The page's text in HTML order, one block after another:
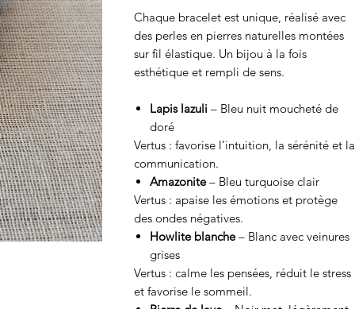
Chaque bracelet est unique, réalisé avec
des perles en pierres naturelles montées
sur fil élastique. Un bijou à la fois
esthétique et rempli de sens.
Lapis lazuli – Bleu nuit moucheté de
doré
Vertus : favorise l’intuition, la sérénité et la
communication.
Amazonite– Bleu turquoise clair
Vertus : apaise les émotions et protège
des ondes négatives.
Howlite blanche– Blanc avec veinures
grises
Vertus : calme les pensées, réduit le stress
et favorise le sommeil.